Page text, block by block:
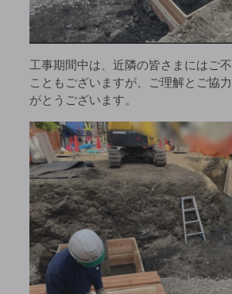
工事期間中は、近隣の皆さまにはご
こともございますが、ご理解とご協
がとうございます。